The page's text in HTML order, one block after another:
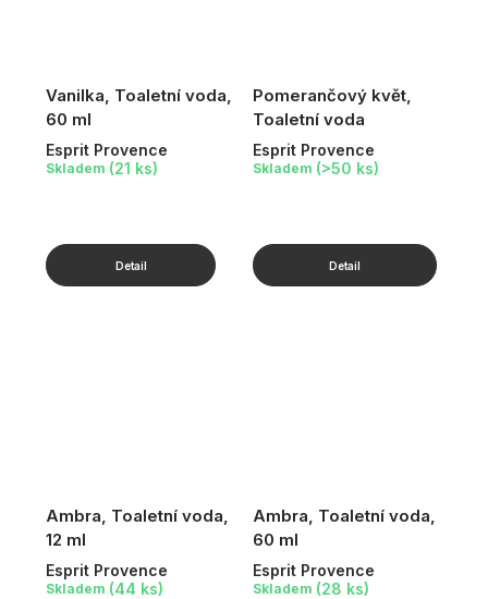
Vanilka, Toaletní voda,
60 ml
Esprit Provence
Skladem (21 ks)
Pomerančový květ,
Toaletní voda
Esprit Provence
Skladem (>50 ks)
Ambra, Toaletní voda,
12 ml
Esprit Provence
Skladem (44 ks)
Ambra, Toaletní voda,
60 ml
Esprit Provence
Skladem (28 ks)